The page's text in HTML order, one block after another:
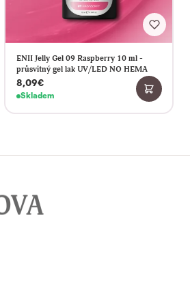
ENII Jelly Gel 09 Raspberry 10 ml -
průsvitný gel lak UV/LED NO HEMA
8,09€
Skladem